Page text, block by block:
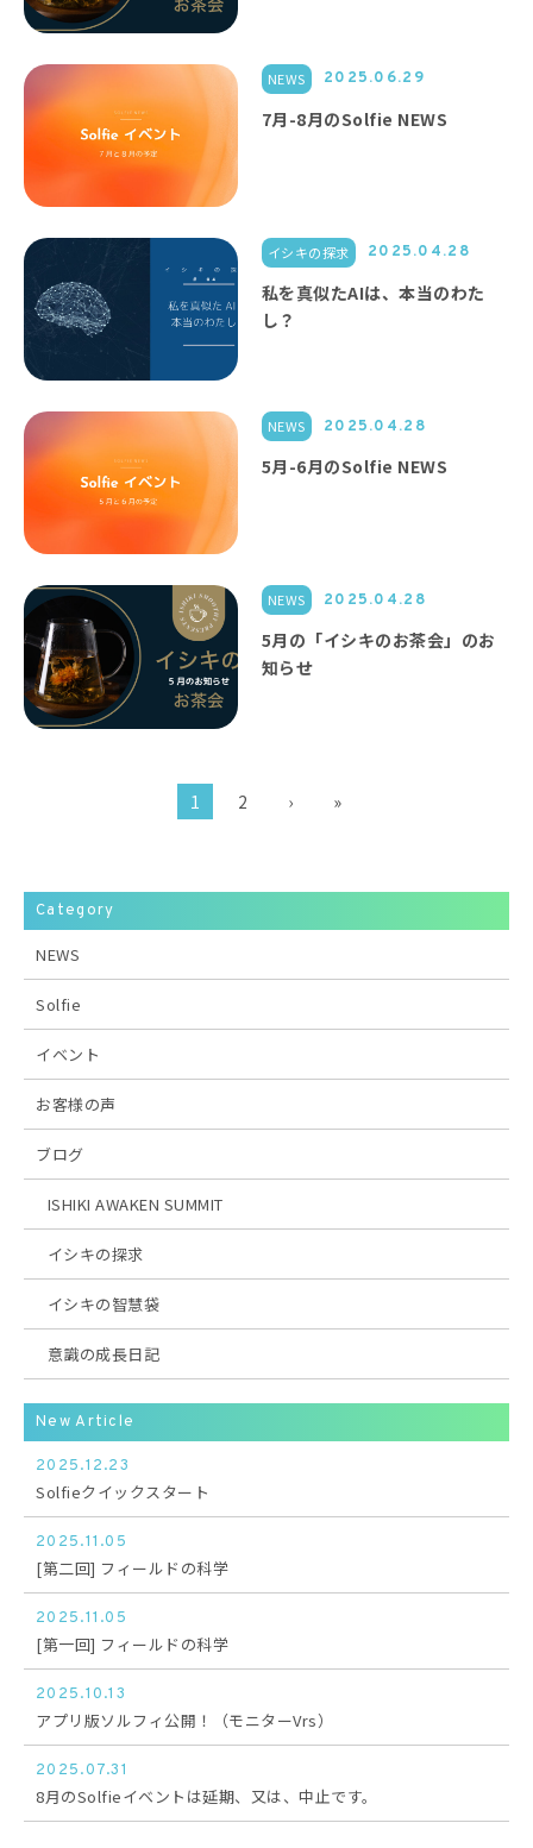
NEWS 2025.06.29
7月-8月のSolfie NEWS
イシキの探求 2025.04.28
私を真似たAIは、本当のわた
し？
NEWS 2025.04.28
5月-6月のSolfie NEWS
NEWS 2025.04.28
5月の「イシキのお茶会」のお
知らせ
1 2 › »
Category
NEWS
Solfie
イベント
お客様の声
ブログ
ISHIKI AWAKEN SUMMIT
イシキの探求
イシキの智慧袋
意識の成長日記
New Article
2025.12.23
Solfieクイックスタート
2025.11.05
[第二回] フィールドの科学
2025.11.05
[第一回] フィールドの科学
2025.10.13
アプリ版ソルフィ公開！（モニターVrs）
2025.07.31
8月のSolfieイベントは延期、又は、中止です。